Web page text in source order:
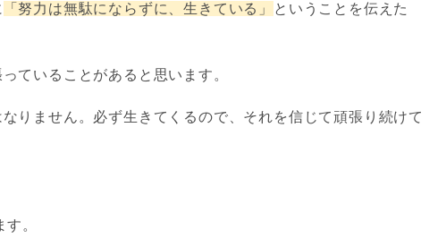
「努力は無駄にならずに、生きている」
ということを伝えた
ていることがあると思います。
りません。必ず生きてくるので、それを信じて頑張り続けて
。